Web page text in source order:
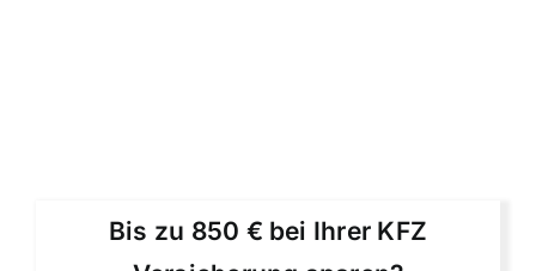
Bis zu 850 € bei Ihrer KFZ